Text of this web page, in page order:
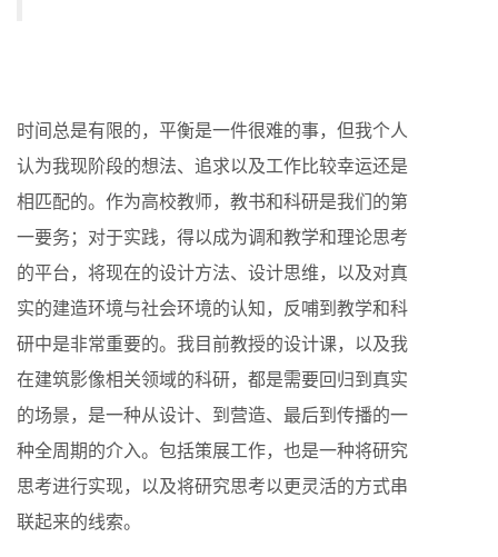
时间总是有限的，平衡是一件很难的事，但我个人
认为我现阶段的想法、追求以及工作比较幸运还是
相匹配的。作为高校教师，教书和科研是我们的第
一要务；对于实践，得以成为调和教学和理论思考
的平台，将现在的设计方法、设计思维，以及对真
实的建造环境与社会环境的认知，反哺到教学和科
研中是非常重要的。我目前教授的设计课，以及我
在建筑影像相关领域的科研，都是需要回归到真实
的场景，是一种从设计、到营造、最后到传播的一
种全周期的介入。包括策展工作，也是一种将研究
思考进行实现，以及将研究思考以更灵活的方式串
联起来的线索。